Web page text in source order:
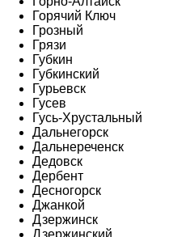
Горячий Ключ
Грозный
Грязи
Губкин
Губкинский
Гурьевск
Гусев
Гусь-Хрустальный
Дальнегорск
Дальнереченск
Дедовск
Дербент
Десногорск
Джанкой
Дзержинск
Дзержинский